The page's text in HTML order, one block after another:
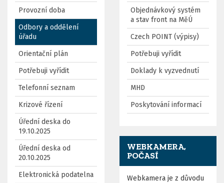
Provozní doba
Odbory a oddělení
úřadu
Orientační plán
Potřebuji vyřídit
Telefonní seznam
Krizové řízení
Úřední deska do
19.10.2025
Úřední deska od
20.10.2025
Elektronická podatelna
Objednávkový systém
a stav front na MěÚ
Czech POINT (výpisy)
Potřebuji vyřídit
Doklady k vyzvednutí
MHD
Poskytování informací
WEBKAMERA,
POČASÍ
Webkamera je z důvodu